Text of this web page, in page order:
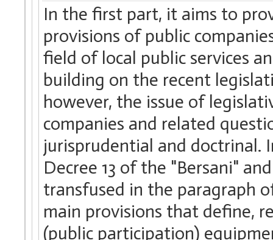
In the first part, it aims to
provisions of public
field of local public services
building on the recent
however, the issue of
companies and related
jurisprudential and doctrinal.
Decree 13 of the "Bersani"
transfused in the paragraph
main provisions that define,
(public participation)